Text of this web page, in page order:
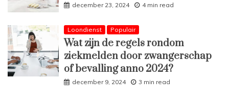
december 23, 2024 4 min read
Loondienst Populair
Wat zijn de regels rondom
ziekmelden door zwangerschap
of bevalling anno 2024?
december 9, 2024 3 min read